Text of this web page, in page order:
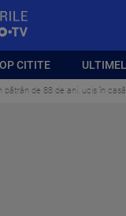
CITITE
bătrân de 88 de ani, ucis în